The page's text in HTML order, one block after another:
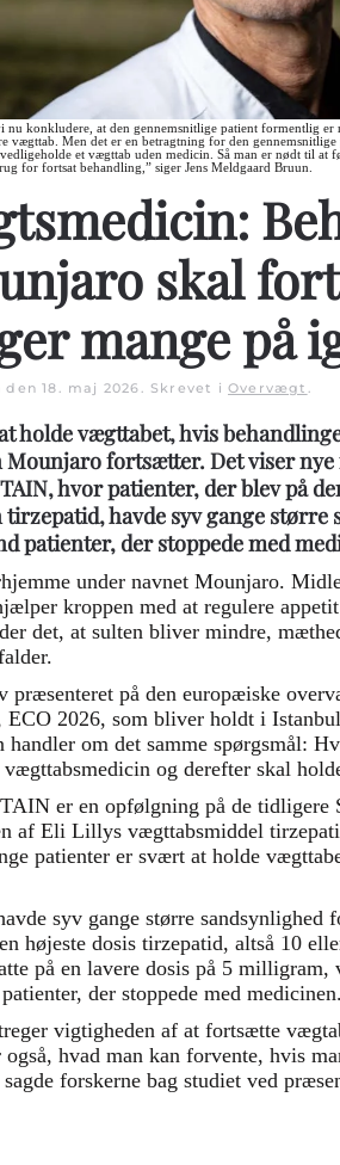
nu konkludere, at den gennemsnitlige patient formentlig
vægttab. Men det er en betragtning for den
et vægttab uden medicin. Så man er nødt til at
for fortsat behandling,” siger Jens Meldgaard Bruun.
skal
mange på
den18. maj 2026. Skrevet iOvervægt .
holde vægttabet, hvis
fortsætter. Det viser
hvor patienter, der blev på
havde syv gange større
patienter, der stoppede med
under navnet Mounjaro.
kroppen med at regulere
det, at sulten bliver mindre,
præsenteret på den europæiske
ECO 2026, som bliver holdt i
handler om det samme spørgsmål:
vægttabsmedicin og derefter skal
er en opfølgning på de tidligere
af Eli Lillys vægttabsmiddel
patienter er svært at holde
syv gange større sandsynlighed
højeste dosis tirzepatid, altså 10
på en lavere dosis på 5 milligram,
der stoppede med medicinen.
vigtigheden af at fortsætte
hvad man kan forvente, hvis
forskerne bag studiet ved